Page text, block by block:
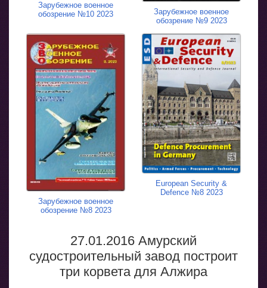
Зарубежное военное
обозрение №10 2023
Зарубежное военное
обозрение №9 2023
Зарубежное военное
обозрение №8 2023
European Security &
Defence №8 2023
27.01.2016 Амурский
судостроительный завод построит
три корвета для Алжира